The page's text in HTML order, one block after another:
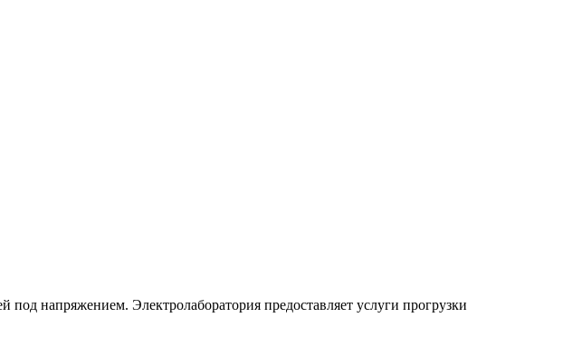
напряжением. Электролаборатория предоставляет услуги прогрузки